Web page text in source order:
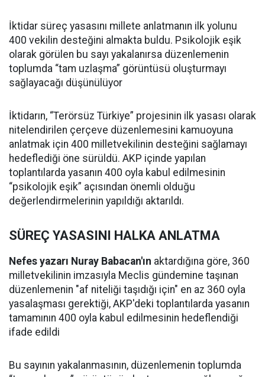
İktidar süreç yasasını millete anlatmanın ilk yolunu
400 vekilin desteğini almakta buldu. Psikolojik eşik
olarak görülen bu sayı yakalanırsa düzenlemenin
toplumda “tam uzlaşma” görüntüsü oluşturmayı
sağlayacağı düşünülüyor
İktidarın, “Terörsüz Türkiye” projesinin ilk yasası olarak
nitelendirilen çerçeve düzenlemesini kamuoyuna
anlatmak için 400 milletvekilinin desteğini sağlamayı
hedeflediği öne sürüldü. AKP içinde yapılan
toplantılarda yasanın 400 oyla kabul edilmesinin
“psikolojik eşik” açısından önemli olduğu
değerlendirmelerinin yapıldığı aktarıldı.
SÜREÇ YASASINI HALKA ANLATMA
Nefes yazarı Nuray Babacan'ın aktardığına göre, 360
milletvekilinin imzasıyla Meclis gündemine taşınan
düzenlemenin "af niteliği taşıdığı için" en az 360 oyla
yasalaşması gerektiği, AKP'deki toplantılarda yasanın
tamamının 400 oyla kabul edilmesinin hedeflendiği
ifade edildi
Bu sayının yakalanmasının, düzenlemenin toplumda